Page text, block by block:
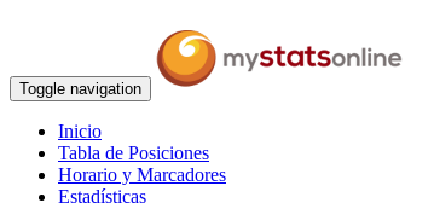
Toggle navigation
Inicio
Tabla de Posiciones
Horario y Marcadores
Estadísticas